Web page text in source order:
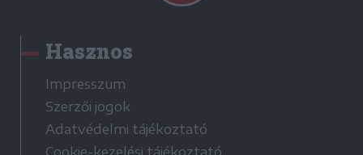
Hasznos
Impresszum
Szerzői jogok
Adatvédelmi tájékoztató